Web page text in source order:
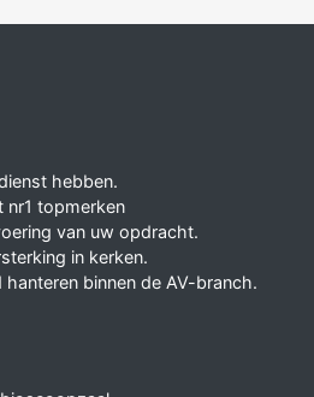
hebben.
nr1 topmerken
van uw opdracht.
in kerken.
binnen de AV-branch.